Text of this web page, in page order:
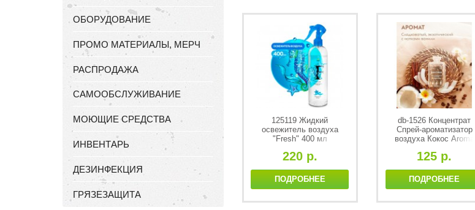
ОБОРУДОВАНИЕ
ПРОМО МАТЕРИАЛЫ, МЕРЧ
РАСПРОДАЖА
САМООБСЛУЖИВАНИЕ
МОЮЩИЕ СРЕДСТВА
ИНВЕНТАРЬ
ДЕЗИНФЕКЦИЯ
ГРЯЗЕЗАЩИТА
125119 Жидкий
освежитель воздуха
"Fresh" 400 мл
220 р.
ПОДРОБНЕЕ
db-1526 Концентрат
Спрей-ароматизатор
воздуха Кокос Aroma
125 р.
ПОДРОБНЕЕ